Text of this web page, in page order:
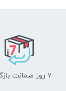
۷ روز ضمانت بازگشت